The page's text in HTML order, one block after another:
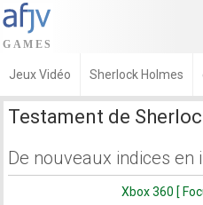
Jeux Vidéo Sherlock Holmes
Testament de
De nouveaux indices en
Xbox 360 [